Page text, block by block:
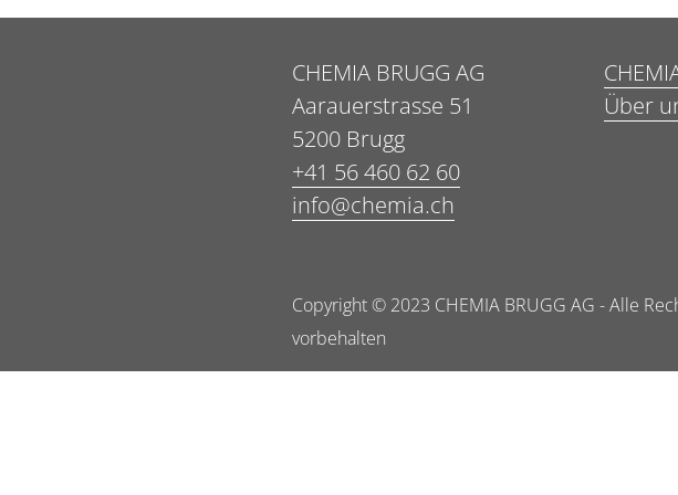
CHEMIA BRUGG AG
Aarauerstrasse 51
5200 Brugg
+41 56 460 62 60
info@chemia.ch
Über
Copyright © 2023 CHEMIA BRUGG AG - Alle
vorbehalten